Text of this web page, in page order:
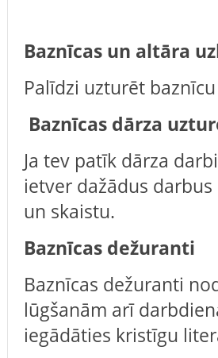
Baznīcas un altāra
Palīdzi uzturēt
Baznīcas dārza
Ja tev patīk dārza
ietver dažādus
un skaistu.
Baznīcas dežuranti
Baznīcas dežuranti
lūgšanām arī
iegādāties kristīgu